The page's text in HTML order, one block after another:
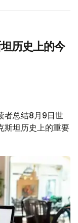
历史上的今
者总结8月9日世
斯坦历史上的重要